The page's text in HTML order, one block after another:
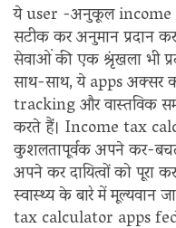
ये user -अनुकूल
सटीक कर अनुमान प्रदान
सेवाओं की एक श्रृंखला भी
साथ-साथ, ये apps अक्सर
tracking और वास्तविक समय
करते हैं। Income tax
कुशलतापूर्वक अपने कर-
अपने कर दायित्वों को पूरा
स्वास्थ्य के बारे में मूल्यवान
tax calculator apps